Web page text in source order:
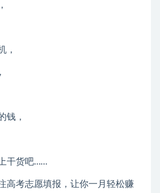
，
钱，
干货吧……
高考志愿填报，让你一月轻松赚